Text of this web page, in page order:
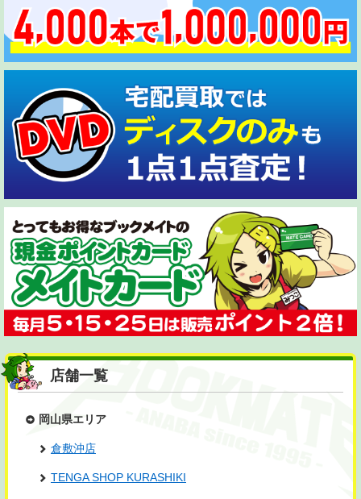
店舗一覧
岡山県エリア
倉敷沖店
TENGA SHOP KURASHIKI